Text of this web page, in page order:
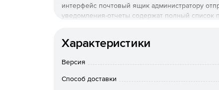
интерфейс почтовый ящик администратору
уведомления-отчеты содержат полный список
доступными для пользователя. Работать в
Возможности Red Gate SQL Monitor:
Характеристики
Версия
Способ доставки